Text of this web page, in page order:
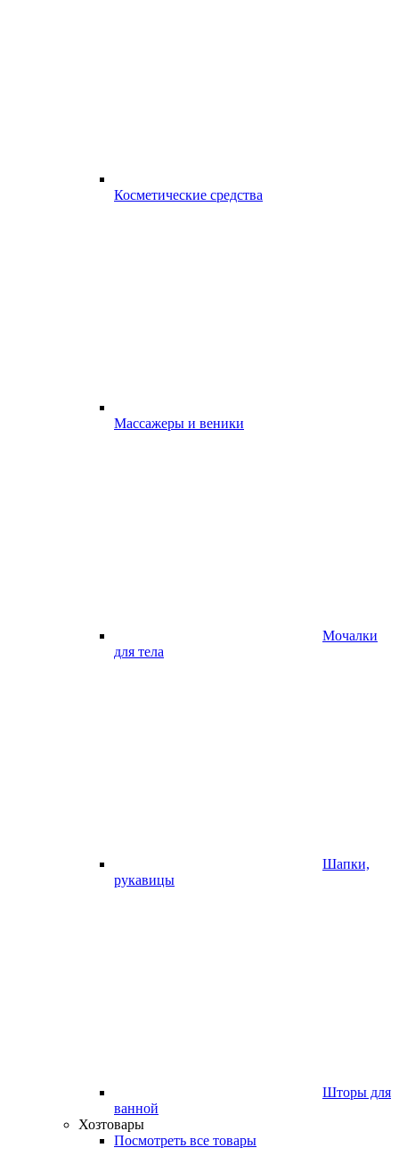
Косметические средства
Массажеры и веники
Мочалки
для тела
Шапки,
рукавицы
Шторы для
ванной
Хозтовары
Посмотреть все товары